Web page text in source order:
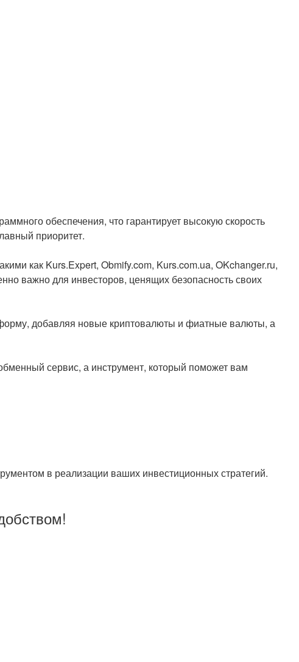
обеспечения, что гарантирует высокую скорость
приоритет.
как Kurs.Expert, Obmify.com, Kurs.com.ua, OKchanger.ru,
важно для инвесторов, ценящих безопасность своих
добавляя новые криптовалюты и фиатные валюты, а
сервис, а инструмент, который поможет вам
в реализации ваших инвестиционных стратегий.